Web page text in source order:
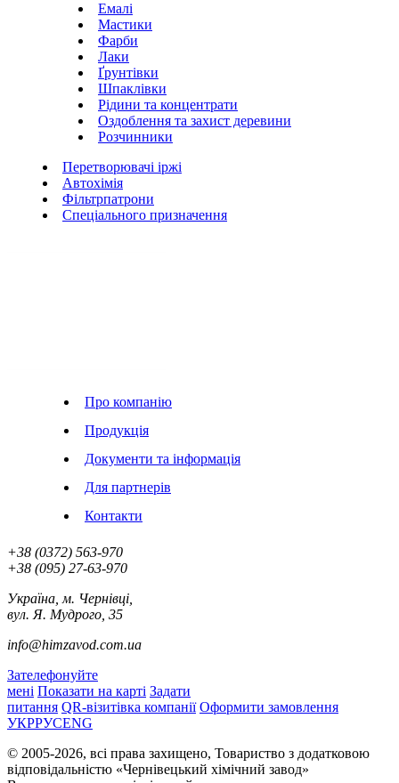
Емалі
Мастики
Фарби
Лаки
Ґрунтівки
Шпаклівки
Рідини та концентрати
Оздоблення та захист деревини
Розчинники
Перетворювачі іржі
Автохімія
Фільтрпатрони
Спеціального призначення
Про компанію
Продукція
Документи та інформація
Для партнерів
Контакти
+38 (0372) 563-970
+38 (‎‎095) 27-63-970
Україна, м. Чернівці,
вул. Я. Мудрого, 35
info@himzavod.com.ua
Зателефонуйте
мені Показати на карті Задати
питання QR-візитівка компанії Оформити замовлення
УКРРУСENG
© 2005-2026, всі права захищено, Товариство з додатковою
відповідальністю «Чернівецький хімічний завод»